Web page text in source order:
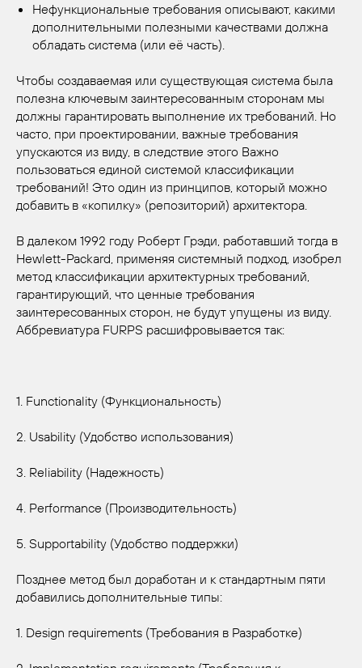
Нефункциональные требования описывают, какими
дополнительными полезными качествами должна
обладать система (или её часть).
Чтобы создаваемая или существующая система была
полезна ключевым заинтересованным сторонам мы
должны гарантировать выполнение их требований. Но
часто, при проектировании, важные требования
упускаются из виду, в следствие этого Важно
пользоваться единой системой классификации
требований! Это один из принципов, который можно
добавить в «копилку» (репозиторий) архитектора.
В далеком 1992 году Роберт Грэди, работавший тогда в
Hewlett-Packard, применяя системный подход, изобрел
метод классификации архитектурных требований,
гарантирующий, что ценные требования
заинтересованных сторон, не будут упущены из виду.
Аббревиатура FURPS расшифровывается так:
1. Functionality (Функциональность)
2. Usability (Удобство использования)
3. Reliability (Надежность)
4. Performance (Производительность)
5. Supportability (Удобство поддержки)
Позднее метод был доработан и к стандартным пяти
добавились дополнительные типы:
1. Design requirements (Требования в Разработке)